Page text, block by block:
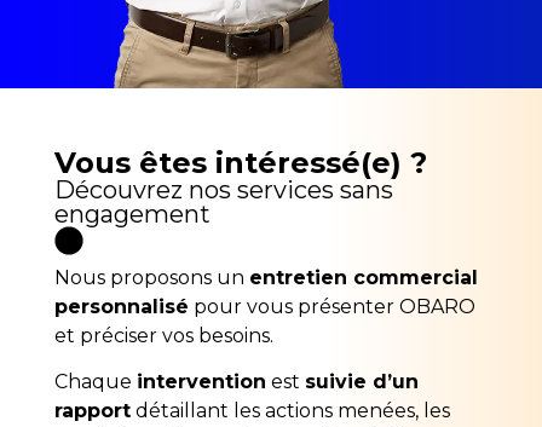
Vous êtes intéressé(e) ?
Découvrez nos services sans
engagement
Nous proposons un entretien commercial
personnalisé pour vous présenter OBARO
et préciser vos besoins.
Chaque intervention est suivie d’un
rapportdétaillant les actions menées, les